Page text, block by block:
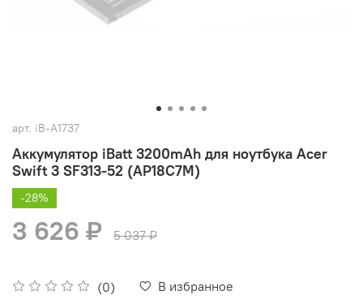
арт. iB-A1737
Аккумулятор iBatt 3200mAh для ноутбука Acer
Swift 3 SF313-52 (AP18C7M)
(0) В избранное
-28%
3 626 ₽ 5 037 ₽